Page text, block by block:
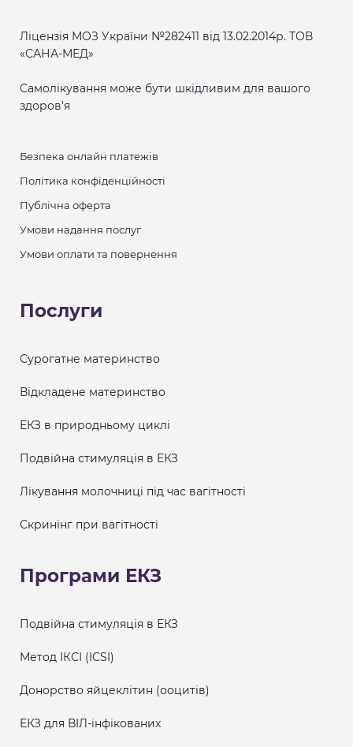
Ліцензія МОЗ України №282411 від 13.02.2014р. ТОВ
«САНА-МЕД»
Самолікування може бути шкідливим для вашого
здоров'я
Безпека онлайн платежів
Політика конфіденційності
Публічна оферта
Умови надання послуг
Умови оплати та повернення
Послуги
Сурогатне материнство
Відкладене материнство
ЕКЗ в природньому циклі
Подвійна стимуляція в ЕКЗ
Лікування молочниці під час вагітності
Скринінг при вагітності
Програми ЕКЗ
Подвійна стимуляція в ЕКЗ
Метод ІКСІ (ICSI)
Донорство яйцеклітин (ооцитів)
ЕКЗ для ВІЛ-інфікованих